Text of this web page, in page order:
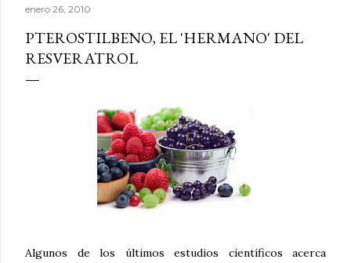
enero 26, 2010
PTEROSTILBENO, EL 'HERMANO' DEL
RESVERATROL
Algunos de los últimos estudios científicos acerca